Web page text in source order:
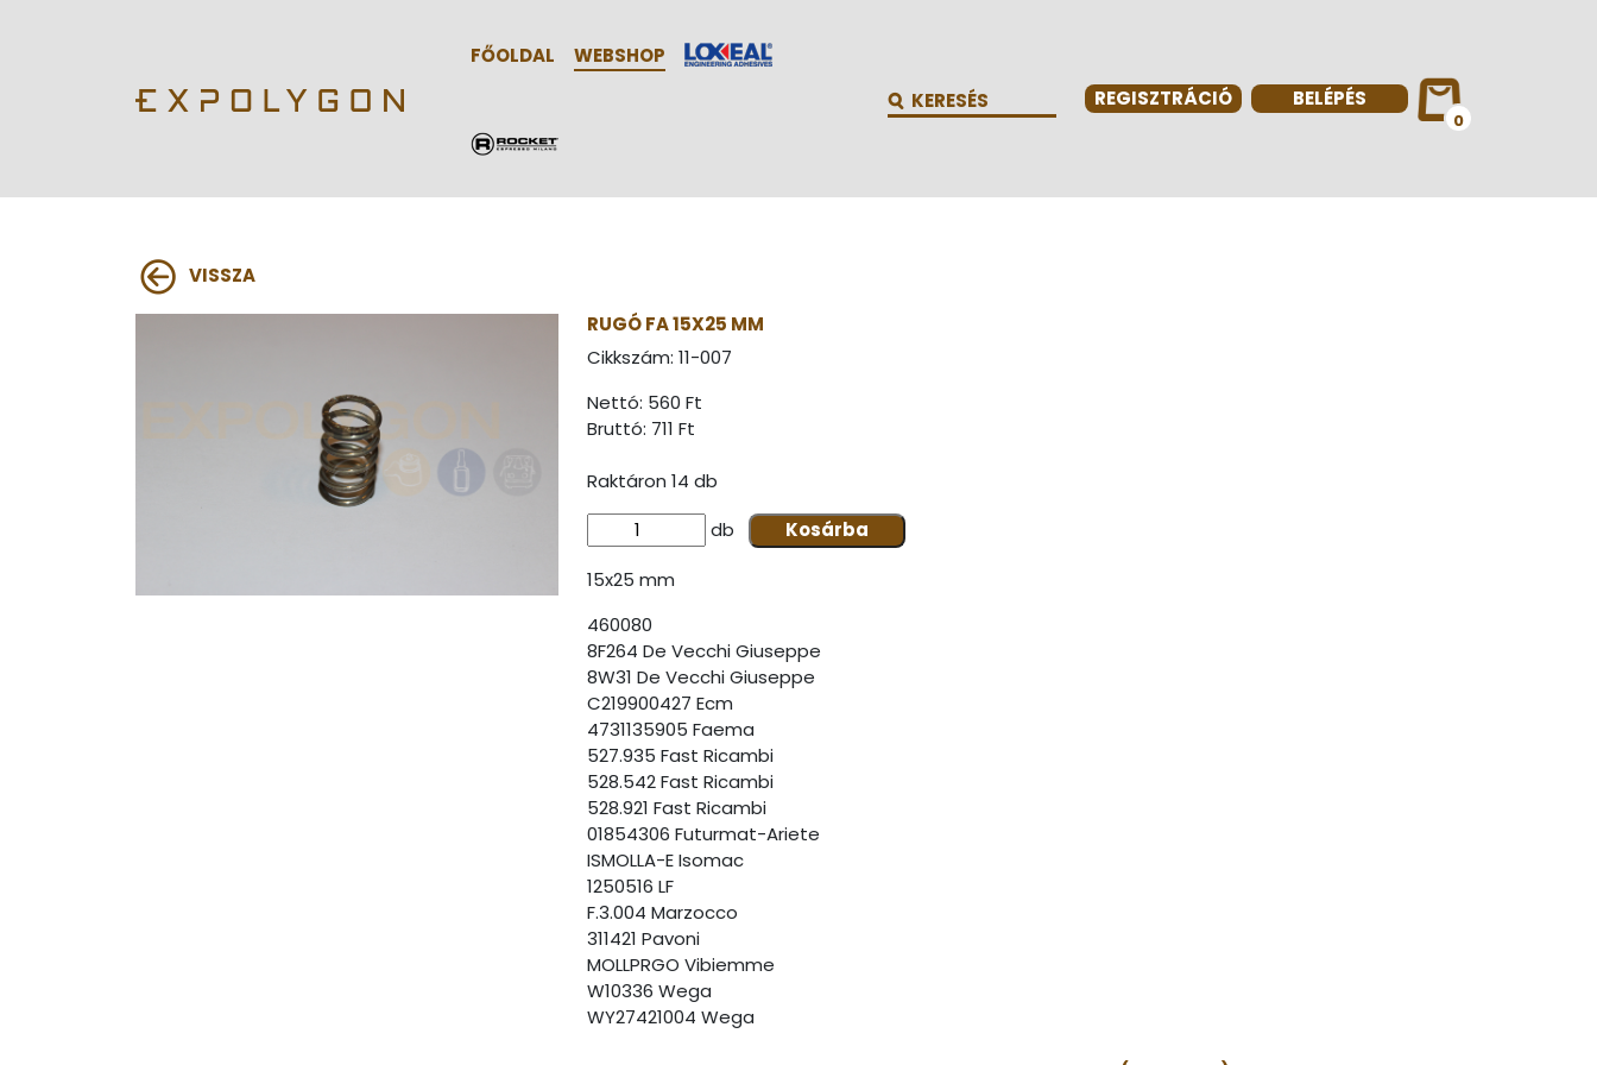
FŐOLDAL
WEBSHOP
REGISZTRÁCIÓ
BELÉPÉS
0
VISSZA
RUGÓ FA 15X25 MM
Cikkszám: 11-007
Nettó: 560 Ft
Bruttó: 711 Ft
Raktáron 14 db
db
Kosárba
15x25 mm
460080
8F264 De Vecchi Giuseppe
8W31 De Vecchi Giuseppe
C219900427 Ecm
4731135905 Faema
527.935 Fast Ricambi
528.542Fast Ricambi
528.921 Fast Ricambi
01854306 Futurmat-Ariete
ISMOLLA-EIsomac
1250516 LF
F.3.004 Marzocco
311421 Pavoni
MOLLPRGO Vibiemme
W10336 Wega
WY27421004 Wega